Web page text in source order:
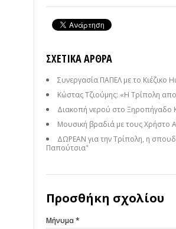
ΣΧΕΤΙΚΆ ΆΡΘΡΑ
Συνεργασία ΠΑΠΕΛ με το Κιέζικο
Κώστας Τζιούμης: «Η Τρίπολη
Διακοπή νερού στο Ξηροπήγαδο
Μουσική βραδιά με τους
ΔΩΡΕΑΝ για την Τρίπολη, η
Παπούτσια"
Προσθήκη σχολίου
Μήνυμα *